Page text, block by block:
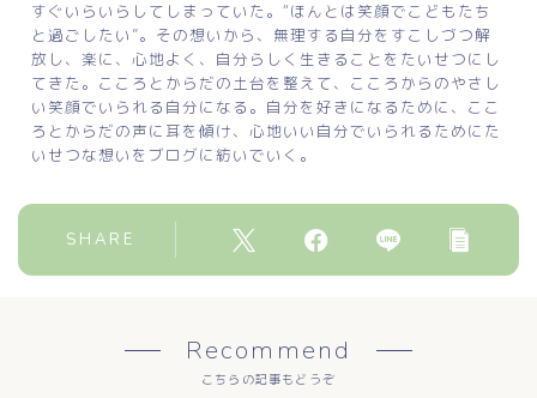
すぐいらいらしてしまっていた。“ほんとは笑顔でこどもたち
と過ごしたい”。その想いから、無理する自分をすこしづつ解
放し、楽に、心地よく、自分らしく生きることをたいせつにし
てきた。こころとからだの土台を整えて、こころからのやさし
い笑顔でいられる自分になる。自分を好きになるために、ここ
ろとからだの声に耳を傾け、心地いい自分でいられるためにた
いせつな想いをブログに紡いでいく。
SHARE
Recommend
こちらの記事もどうぞ